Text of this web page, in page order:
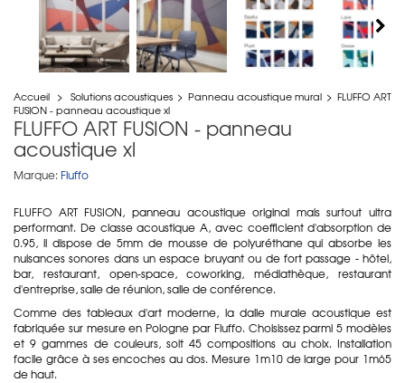
Accueil > Solutions acoustiques > Panneau acoustique mural > FLUFFO ART
FUSION - panneau acoustique xl
FLUFFO ART FUSION - panneau
acoustique xl
Marque: Fluffo
FLUFFO ART FUSION, panneau acoustique original mais surtout ultra
performant. De classe acoustique A, avec coefficient d'absorption de
0.95, il dispose de 5mm de mousse de polyuréthane qui absorbe les
nuisances sonores dans un espace bruyant ou de fort passage - hôtel,
bar, restaurant, open-space, coworking, médiathèque, restaurant
d'entreprise, salle de réunion, salle de conférence.
Comme des tableaux d'art moderne, la dalle murale acoustique est
fabriquée sur mesure en Pologne par Fluffo. Choisissez parmi 5 modèles
et 9 gammes de couleurs, soit 45 compositions au choix. Installation
facile grâce à ses encoches au dos. Mesure 1m10 de large pour 1m65
de haut.